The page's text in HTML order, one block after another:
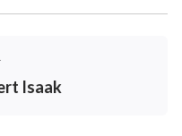
Ihr mögt den
haben. Sie
Worte aussprach,
Isaak